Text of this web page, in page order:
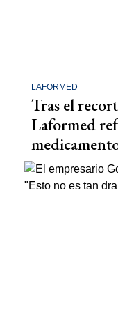
LAFORMED
Tras el
Laformed